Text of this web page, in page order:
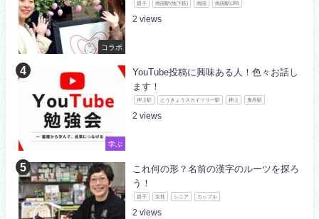
コラボ
親子 両国駅(地下鉄) 両国 両国駅(JR)
2
学ぶ
YouTube投稿に興味ある人！色々お話し
ます！
押上駅 とうきょうスカイツリー駅 押上 曳舟駅
2
これ何の形？名前の漢字のルーツを探ろ
う！
親子 女性 シニア カップル
2